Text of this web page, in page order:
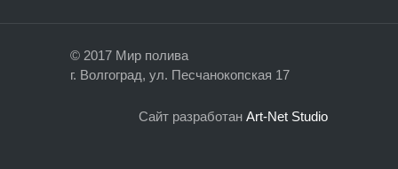
© 2017 Мир полива
г. Волгоград, ул. Песчанокопская 17
Сайт разработан Art-Net Studio